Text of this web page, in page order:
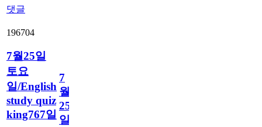
댓글
196704
7월25일
토요
일/English
study quiz
king767일
7
월
25
일